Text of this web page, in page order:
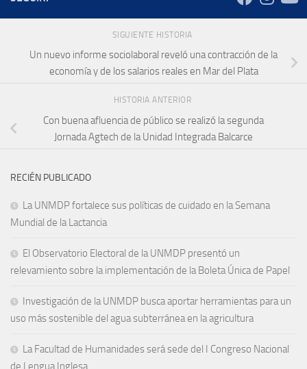
SIGUIENTE HISTORIA
Un nuevo informe sociolaboral reveló una contracción de la
economía y de los salarios reales en Mar del Plata
HISTORIA ANTERIOR
Con buena afluencia de público se realizó la segunda
Jornada Agtech de la Unidad Integrada Balcarce
RECIÉN PUBLICADO
La UNMDP fortalece sus políticas de cuidado en la Semana
Mundial de la Lactancia
El Observatorio Electoral de la UNMDP presentó un
relevamiento sobre la implementación de la Boleta Única de Papel
Investigación de la UNMDP busca aportar herramientas para un
uso más sostenible del agua subterránea en la agricultura
La Facultad de Humanidades será sede del I Congreso Nacional
de Lengua Inglesa